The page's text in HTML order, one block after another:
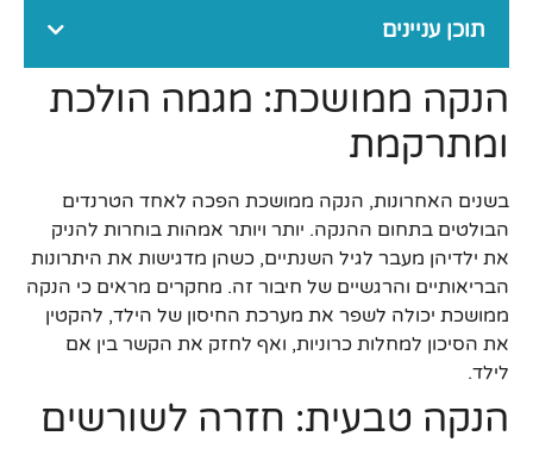
תוכן עניינים
הנקה ממושכת: מגמה הולכת
ומתרקמת
בשנים האחרונות, הנקה ממושכת הפכה לאחד הטרנדים
הבולטים בתחום ההנקה. יותר ויותר אמהות בוחרות להניק
את ילדיהן מעבר לגיל השנתיים, כשהן מדגישות את היתרונות
הבריאותיים והרגשיים של חיבור זה. מחקרים מראים כי הנקה
ממושכת יכולה לשפר את מערכת החיסון של הילד, להקטין
את הסיכון למחלות כרוניות, ואף לחזק את הקשר בין אם
לילד.
הנקה טבעית: חזרה לשורשים